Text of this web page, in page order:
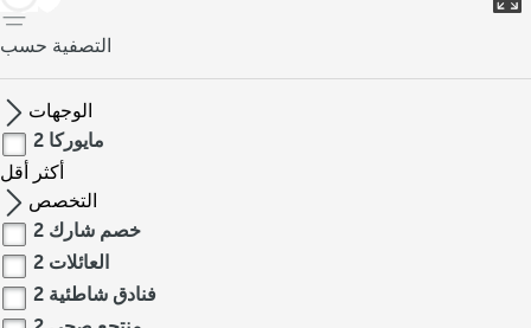
التصفية حسب
الوجهات
مايوركا 2
أكثر
أقل
التخصص
خصم شارك 2
العائلات 2
فنادق شاطئية 2